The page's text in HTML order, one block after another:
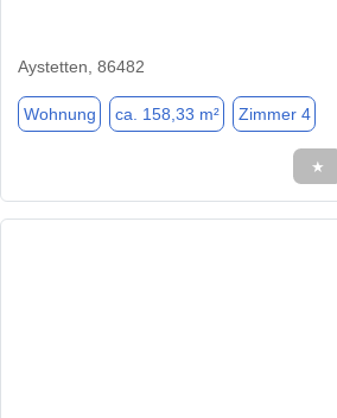
Aystetten, 86482
Wohnung ca. 158,33 m² Zimmer 4
★